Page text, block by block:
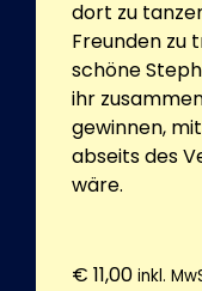
dort zu
Freunden zu
schöne
ihr
gewinnen,
abseits des
wäre.
€ 11,00 inkl.